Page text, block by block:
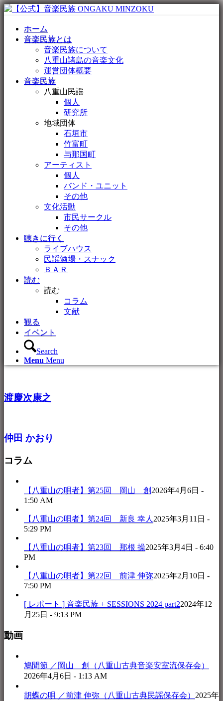
ホーム
音楽民族とは
音楽民族について
八重山諸島の音楽文化
運営団体概要
音楽民族
八重山民謡
個人
研究所
地域団体
石垣市
竹富町
与那国町
アーティスト
個人
バンド・ユニット
その他
文化活動
市民サークル
その他
聴きに行く
ライブハウス
民謡酒場・スナック
ＢＡＲ
読む
読む
コラム
文献
観る
イベント
Search
Menu Menu
渡慶次康之
仲田 かおり
コラム
【八重山の唄者】第25回 岡山 創 2026年4月6日 -
1:50 AM
【八重山の唄者】第24回 新良 幸人 2025年3月11日 -
5:29 PM
【八重山の唄者】第23回 那根 操2025年3月4日 - 6:40
PM
【八重山の唄者】第22回 前津 伸弥2025年2月10日 -
7:50 PM
[ レポート ] 音楽民族 + SESSIONS 2024 part22024年12
月25日 - 9:13 PM
動画
鳩間節 ／岡山 創（八重山古典音楽安室流保存会）
2026年4月6日 - 1:13 AM
胡蝶の唄 ／前津 伸弥（八重山古典民謡保存会） 2025年